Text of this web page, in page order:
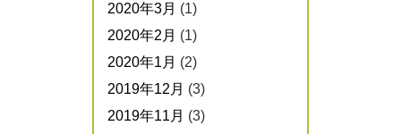
2020年3月 (1)
2020年2月 (1)
2020年1月 (2)
2019年12月 (3)
2019年11月 (3)